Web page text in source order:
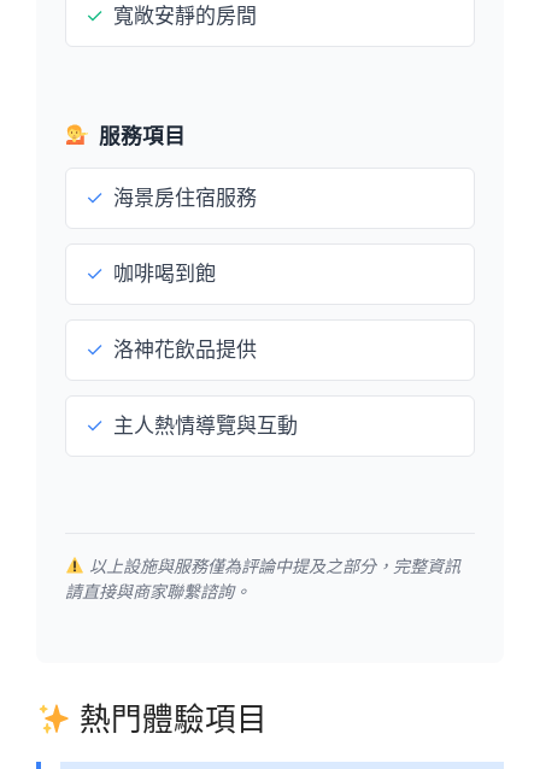
✓ 寬敞安靜的房間
服務項目
✓ 海景房住宿服務
✓ 咖啡喝到飽
✓ 洛神花飲品提供
✓ 主人熱情導覽與互動
以上設施與服務僅為評論中提及之部分，完整資訊
請直接與商家聯繫諮詢。
熱門體驗項目